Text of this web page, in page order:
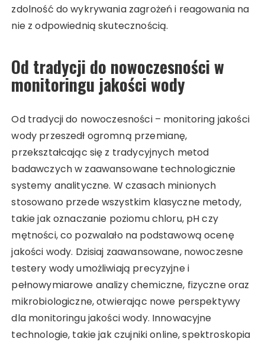
zdolność do wykrywania zagrożeń i reagowania na
nie z odpowiednią skutecznością.
Od tradycji do nowoczesności w
monitoringu jakości wody
Od tradycji do nowoczesności – monitoring jakości
wody przeszedł ogromną przemianę,
przekształcając się z tradycyjnych metod
badawczych w zaawansowane technologicznie
systemy analityczne. W czasach minionych
stosowano przede wszystkim klasyczne metody,
takie jak oznaczanie poziomu chloru, pH czy
mętności, co pozwalało na podstawową ocenę
jakości wody. Dzisiaj zaawansowane, nowoczesne
testery wody umożliwiają precyzyjne i
pełnowymiarowe analizy chemiczne, fizyczne oraz
mikrobiologiczne, otwierając nowe perspektywy
dla monitoringu jakości wody. Innowacyjne
technologie, takie jak czujniki online, spektroskopia